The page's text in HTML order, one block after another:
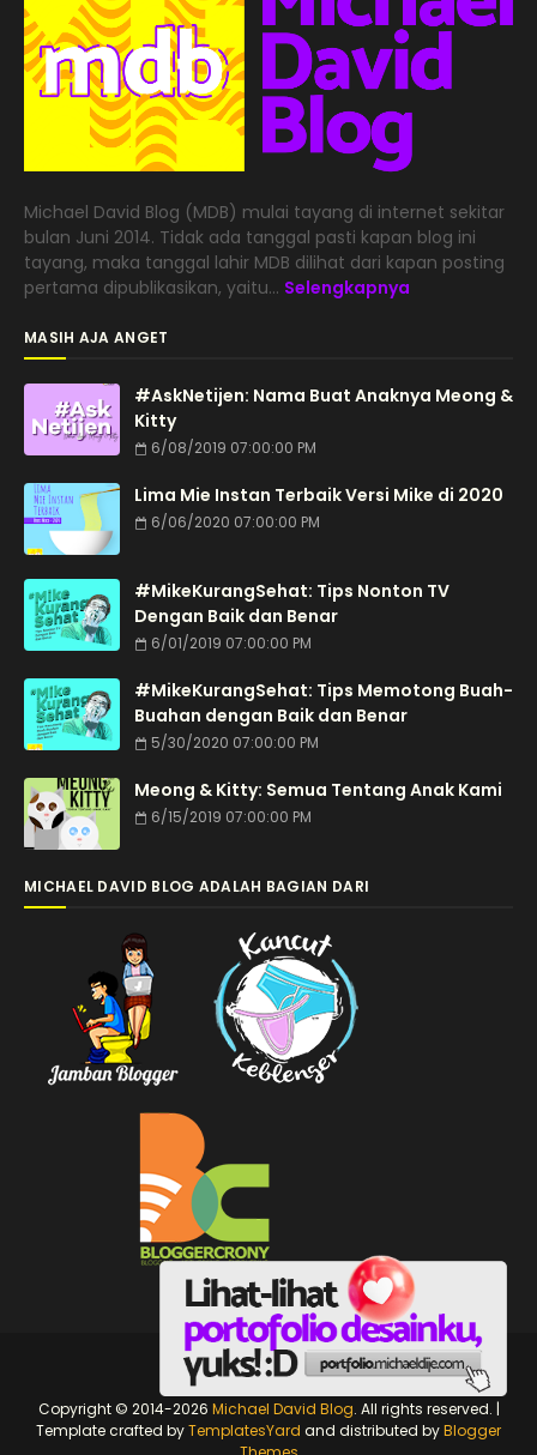
Michael David Blog (MDB) mulai tayang di internet sekitar
bulan Juni 2014. Tidak ada tanggal pasti kapan blog ini
tayang, maka tanggal lahir MDB dilihat dari kapan posting
pertama dipublikasikan, yaitu... Selengkapnya
MASIH AJA ANGET
#AskNetijen: Nama Buat Anaknya Meong &
Kitty
6/08/2019 07:00:00 PM
Lima Mie Instan Terbaik Versi Mike di 2020
6/06/2020 07:00:00 PM
#MikeKurangSehat: Tips Nonton TV
Dengan Baik dan Benar
6/01/2019 07:00:00 PM
#MikeKurangSehat: Tips Memotong Buah-
Buahan dengan Baik dan Benar
5/30/2020 07:00:00 PM
Meong & Kitty: Semua Tentang Anak Kami
6/15/2019 07:00:00 PM
MICHAEL DAVID BLOG ADALAH BAGIAN DARI
michaeldije.com
Copyright © 2014-2026 Michael David Blog. All rights reserved. |
Template crafted byTemplatesYard and distributed byBlogger